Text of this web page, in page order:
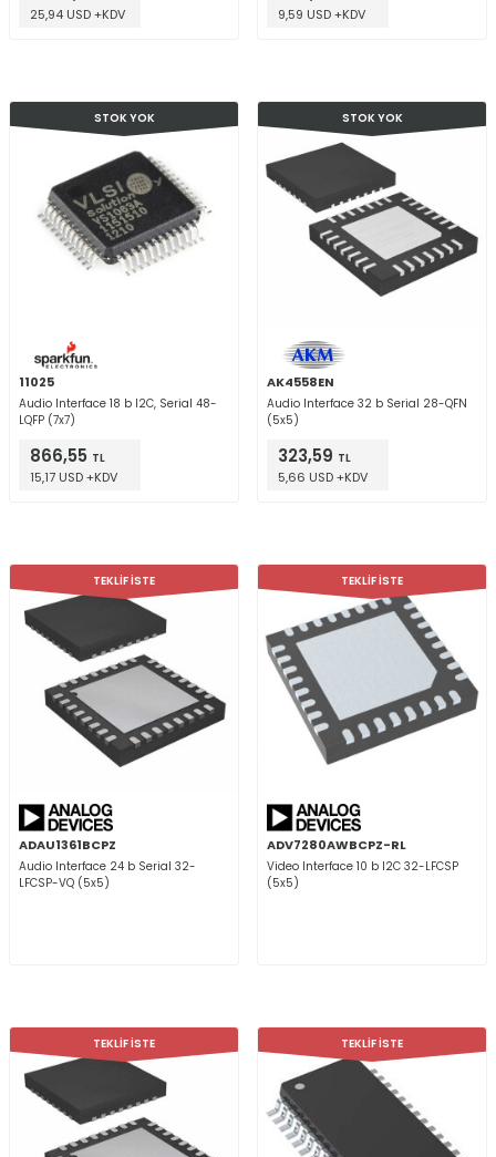
25,94 USD +KDV 9,59 USD +KDV
STOK YOK
11025
Audio Interface 18 b I2C, Serial 48-
LQFP (7x7)
866,55 TL
15,17 USD +KDV
STOK YOK
AK4558EN
Audio Interface 32 b Serial 28-QFN
(5x5)
323,59 TL
5,66 USD +KDV
TEKLİF İSTE
ADAU1361BCPZ
Audio Interface 24 b Serial 32-
LFCSP-VQ (5x5)
TEKLİF İSTE
ADV7280AWBCPZ-RL
Video Interface 10 b I2C 32-LFCSP
(5x5)
TEKLİF İSTE TEKLİF İSTE